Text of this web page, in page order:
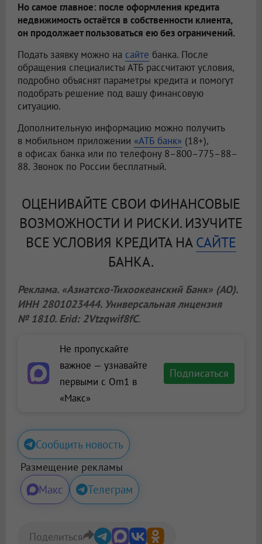
Но самое главное: после оформления кредита
недвижимость остаётся в собственности клиента,
он продолжает пользоваться ею без ограничений.
Подать заявку можно на сайте банка. После
обращения специалисты АТБ рассчитают условия,
подробно объяснят параметры кредита и помогут
подобрать решение под вашу финансовую
ситуацию.
Дополнительную информацию можно получить
в мобильном приложении «АТБ банк» (18+),
в офисах банка или по телефону 8–800–775–88–
88. Звонок по России бесплатный.
ОЦЕНИВАЙТЕ СВОИ ФИНАНСОВЫЕ
ВОЗМОЖНОСТИ И РИСКИ. ИЗУЧИТЕ
ВСЕ УСЛОВИЯ КРЕДИТА НАСАЙТЕ
БАНКА.
Реклама. «Азиатско-Тихоокеанский Банк» (АО).
ИНН 2801023444. Универсальная лицензия
№ 1810. Erid: 2Vtzqwif8fC.
Не пропускайте
важное — узнавайте
первыми с Om1 в
«Макс»
Подписаться
Сообщить новость
Размещение рекламы
Макс Телеграм
Поделиться